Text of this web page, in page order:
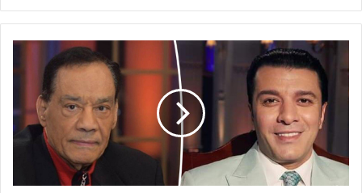
المناوشات
مستمرة
مصطفى
وحلمي
بكر..
والأخير
يفوّض